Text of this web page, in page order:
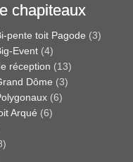
chapiteaux
pente toit Pagode (3)
Event (4)
réception (13)
Dôme (3)
(6)
Arqué (6)